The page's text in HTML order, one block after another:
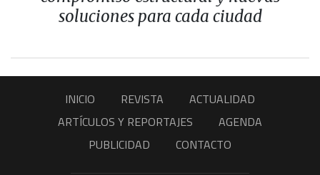
soluciones para cada ciudad
INICIO REVISTA
ACTUALIDAD
ARTÍCULOS Y REPORTAJES
AGENDA
PUBLICIDAD
CONTACTO